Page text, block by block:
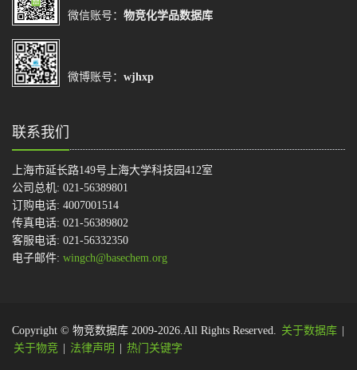
微信账号： 物竞化学品数据库
微博账号： wjhxp
联系我们
上海市延长路149号上海大学科技园412室
公司总机: 021-56389801
订购电话: 4007001514
传真电话: 021-56389802
客服电话: 021-56332350
电子邮件: wingch@basechem.org
Copyright © 物竞数据库 2009-2026.All Rights Reserved. 关于数据库
关于物竞
法律声明 热门关键字